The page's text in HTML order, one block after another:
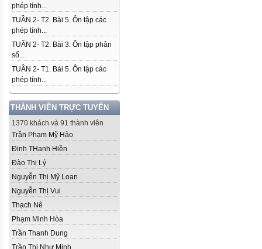
phép tính...
TUẦN 2- T2. Bài 5. Ôn tập các
phép tính...
TUẦN 2- T2. Bài 3. Ôn tập phân
số...
TUẦN 2- T1. Bài 5. Ôn tập các
phép tính...
THÀNH VIÊN TRỰC TUYẾN
1370 khách và 91 thành viên
Trần Phạm Mỹ Hảo
Đinh THanh Hiền
Đào Thị Lý
Nguyễn Thị Mỹ Loan
Nguyễn Thị Vui
Thạch Nê
Phạm Minh Hòa
Trần Thanh Dung
Trần Thị Như Minh